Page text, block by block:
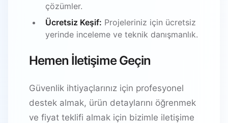
çözümler.
Ücretsiz Keşif: Projeleriniz için ücretsiz
yerinde inceleme ve teknik danışmanlık.
Hemen İletişime Geçin
Güvenlik ihtiyaçlarınız için profesyonel
destek almak, ürün detaylarını öğrenmek
ve fiyat teklifi almak için bizimle iletişime